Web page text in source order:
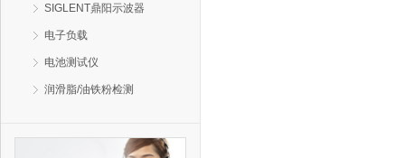
SIGLENT鼎阳示波器
电子负载
电池测试仪
润滑脂/油铁粉检测